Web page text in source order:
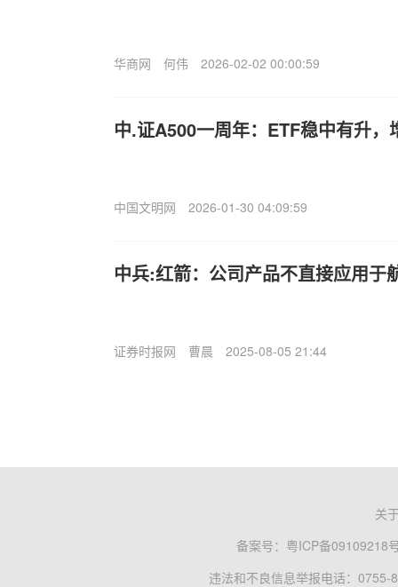
华商网 何伟 2026-02-02 00:00:59
中.证A500一周年：ETF稳中有升，
中国文明网 2026-01-30 04:09:59
中兵:红箭：公司产品不直接应用于
证券时报网 曹晨 2025-08-05 21:44
关
备案号： 粤ICP备09109218
违法和不良信息举报电话：0755-